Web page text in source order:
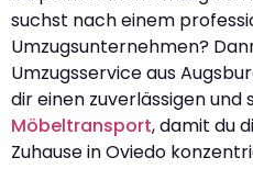
suchst nach einem
Umzugsunternehmen?
Umzugsservice aus
dir einen zuverlässigen und
Möbeltransport, damit du
Zuhause in Oviedo